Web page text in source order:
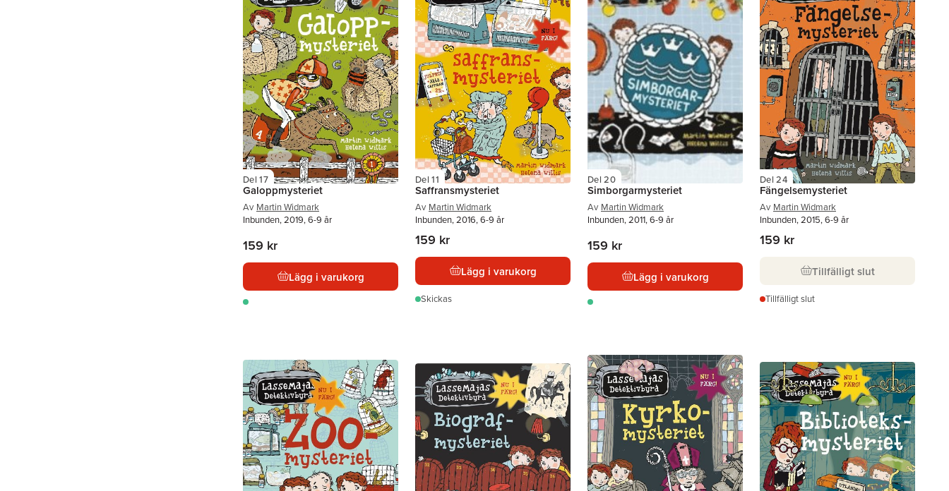
Del 17
Galoppmysteriet
Av Martin Widmark
Inbunden, 2019, 6-9 år
159 kr
Lägg i varukorg
Del 11
Saffransmysteriet
Av Martin Widmark
Inbunden, 2016, 6-9 år
159 kr
Lägg i varukorg
Skickas
Del 20
Simborgarmysteriet
Av Martin Widmark
Inbunden, 2011, 6-9 år
159 kr
Lägg i varukorg
Del 24
Fängelsemysteriet
Av Martin Widmark
Inbunden, 2015, 6-9 år
159 kr
Tillfälligt slut
Tillfälligt slut